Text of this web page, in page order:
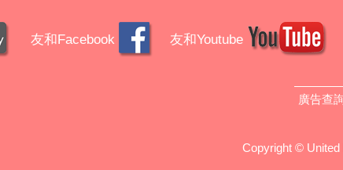
友和Facebook 友和Youtube
廣告查
Copyright © United